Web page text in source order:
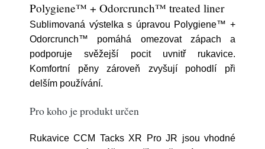
Polygiene™ + Odorcrunch™ treated liner
Sublimovaná výstelka s úpravou Polygiene™ +
Odorcrunch™ pomáhá omezovat zápach a
podporuje svěžejší pocit uvnitř rukavice.
Komfortní pěny zároveň zvyšují pohodlí při
delším používání.
Pro koho je produkt určen
Rukavice CCM Tacks XR Pro JR jsou vhodné